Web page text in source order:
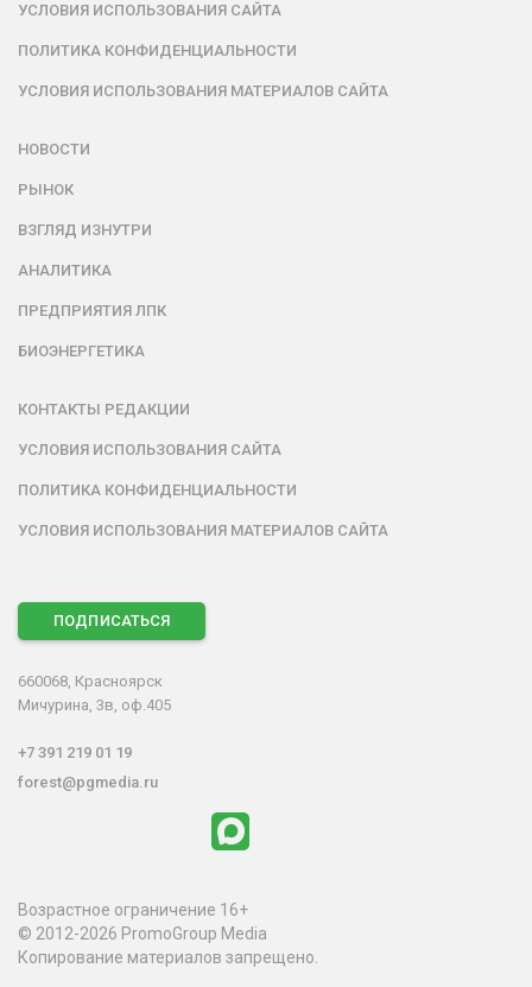
УСЛОВИЯ ИСПОЛЬЗОВАНИЯ САЙТА
ПОЛИТИКА КОНФИДЕНЦИАЛЬНОСТИ
УСЛОВИЯ ИСПОЛЬЗОВАНИЯ МАТЕРИАЛОВ САЙТА
НОВОСТИ
РЫНОК
ВЗГЛЯД ИЗНУТРИ
АНАЛИТИКА
ПРЕДПРИЯТИЯ ЛПК
БИОЭНЕРГЕТИКА
КОНТАКТЫ РЕДАКЦИИ
УСЛОВИЯ ИСПОЛЬЗОВАНИЯ САЙТА
ПОЛИТИКА КОНФИДЕНЦИАЛЬНОСТИ
УСЛОВИЯ ИСПОЛЬЗОВАНИЯ МАТЕРИАЛОВ САЙТА
ПОДПИСАТЬСЯ
660068, Красноярск
Мичурина, 3в, оф.405
+7 391 219 01 19
forest@pgmedia.ru
Возрастное ограничение 16+
© 2012-2026 PromoGroup Media
Копирование материалов запрещено.